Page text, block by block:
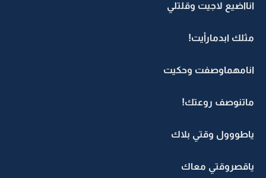
انااضيع لاجيت وقلتلي
مثلك ابدمارأيت!
انامهماوصفت وحكيت
ماتنوصف روعتك!
ياطووول وقتي بلاك
ياقصروقتي معاك